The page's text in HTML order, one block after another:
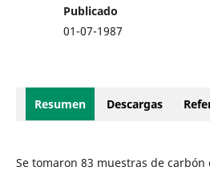
Publicado
01-07-1987
Resumen Descargas
Se tomaron 83 muestras de carbón